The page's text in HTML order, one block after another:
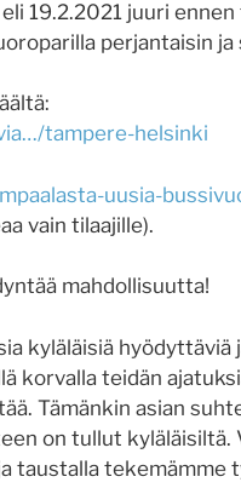
19.2.2021 juuri ennen
perjantaisin ja
tampere-helsinki
uusia-
vain tilaajille).
mahdollisuutta!
kyläläisiä hyödyttäviä
korvalla teidän
Tämänkin asian
on tullut kyläläisiltä.
taustalla tekemämme